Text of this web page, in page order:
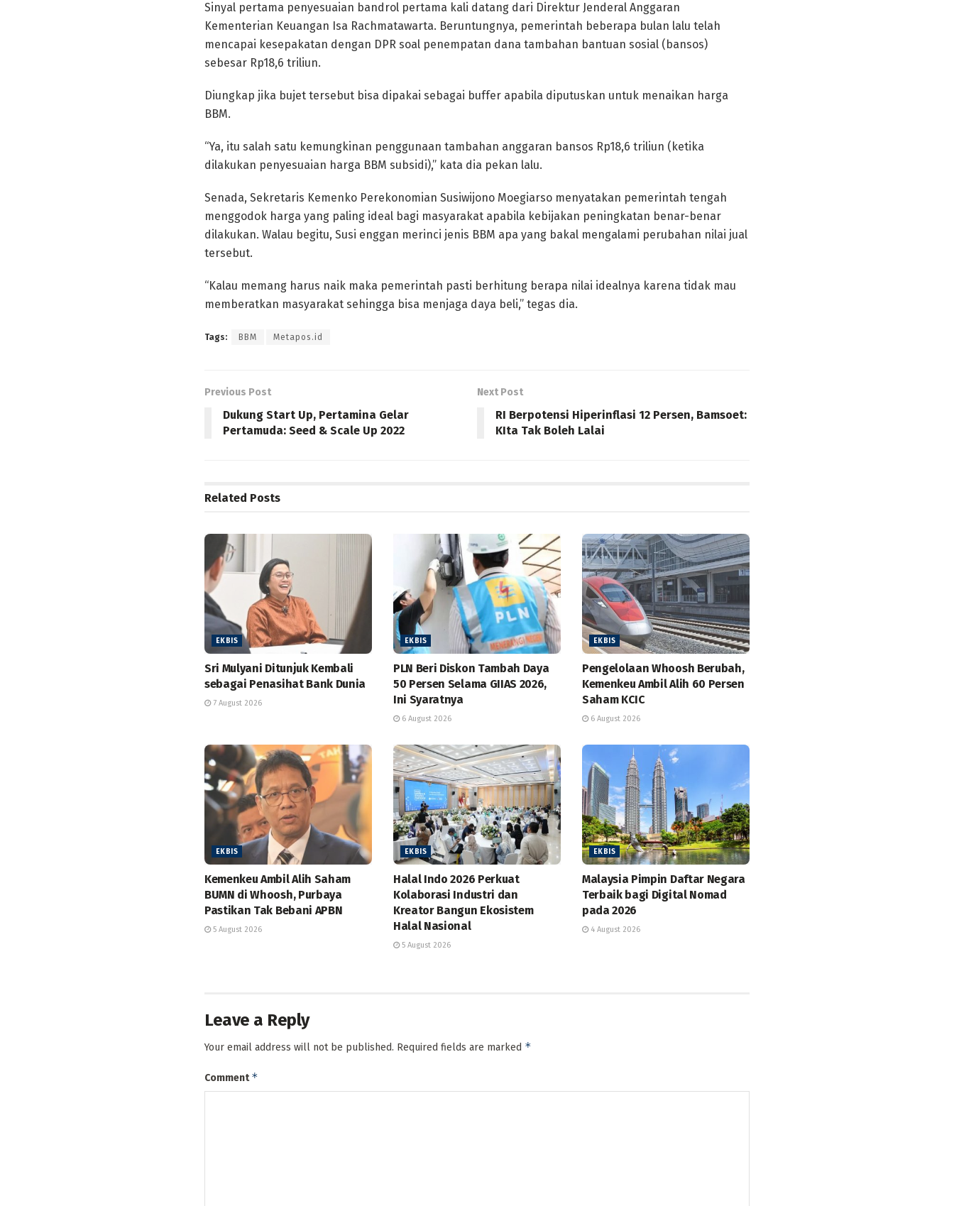
Sinyal pertama penyesuaian bandrol pertama kali datang dari Direktur Jenderal Anggaran
Kementerian Keuangan Isa Rachmatawarta. Beruntungnya, pemerintah beberapa bulan lalu telah
mencapai kesepakatan dengan DPR soal penempatan dana tambahan bantuan sosial (bansos)
sebesar Rp18,6 triliun.
Diungkap jika bujet tersebut bisa dipakai sebagai buffer apabila diputuskan untuk menaikan harga
BBM.
“Ya, itu salah satu kemungkinan penggunaan tambahan anggaran bansos Rp18,6 triliun (ketika
dilakukan penyesuaian harga BBM subsidi),” kata dia pekan lalu.
Senada, Sekretaris Kemenko Perekonomian Susiwijono Moegiarso menyatakan pemerintah tengah
menggodok harga yang paling ideal bagi masyarakat apabila kebijakan peningkatan benar-benar
dilakukan. Walau begitu, Susi enggan merinci jenis BBM apa yang bakal mengalami perubahan nilai jual
tersebut.
“Kalau memang harus naik maka pemerintah pasti berhitung berapa nilai idealnya karena tidak mau
memberatkan masyarakat sehingga bisa menjaga daya beli,” tegas dia.
Tags: BBM Metapos.id
Previous Post
Dukung Start Up, Pertamina Gelar
Pertamuda: Seed & Scale Up 2022
Next Post
RI Berpotensi Hiperinflasi 12 Persen, Bamsoet:
KIta Tak Boleh Lalai
Related Posts
EKBIS
Sri Mulyani Ditunjuk Kembali
sebagai Penasihat Bank Dunia
7 August 2026
EKBIS
PLN Beri Diskon Tambah Daya
50 Persen Selama GIIAS 2026,
Ini Syaratnya
6 August 2026
EKBIS
Pengelolaan Whoosh Berubah,
Kemenkeu Ambil Alih 60 Persen
Saham KCIC
6 August 2026
EKBIS
Kemenkeu Ambil Alih Saham
BUMN di Whoosh, Purbaya
Pastikan Tak Bebani APBN
5 August 2026
EKBIS
Halal Indo 2026 Perkuat
Kolaborasi Industri dan
Kreator Bangun Ekosistem
Halal Nasional
5 August 2026
EKBIS
Malaysia Pimpin Daftar Negara
Terbaik bagi Digital Nomad
pada 2026
4 August 2026
Leave a Reply
Your email address will not be published. Required fields are marked *
Comment*